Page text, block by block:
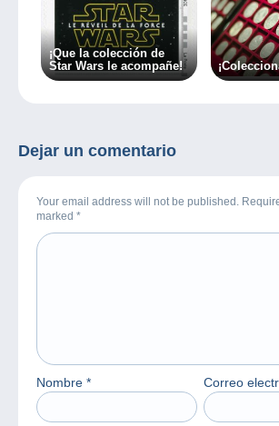
¡Que la colección de
Star Wars le acompañe!
Dejar un comentario
Your email address will not be published.
marked *
Nombre * Correo